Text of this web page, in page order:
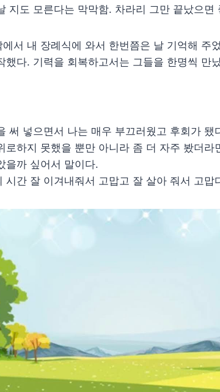
지도 모른다는 막막함. 차라리 그만 끝났으면
서 내 장례식에 와서 한번쯤은 날 기억해 주
했다. 기력을 회복하고서는 그들을 한명씩 만
써 넣으면서 나는 매우 부끄러웠고 후회가 됐
로하지 못했을 뿐만 아니라 좀 더 자주 봤더라
을까 싶어서 말이다.
시간 잘 이겨내줘서 고맙고 잘 살아 줘서 고맙